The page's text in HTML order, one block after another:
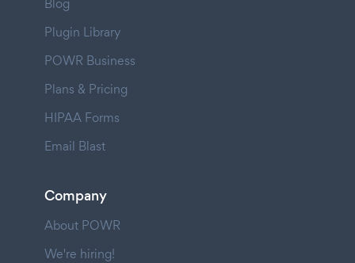
Plugin Library
POWR Business
Plans & Pricing
HIPAA Forms
Email Blast
Company
About POWR
We're hiring!